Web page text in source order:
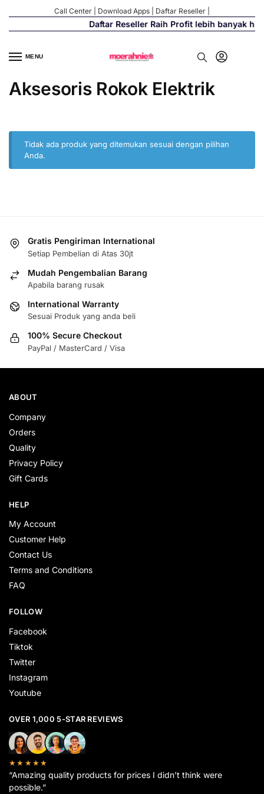
Call Center Download Apps Daftar Reseller
Daftar Reseller Raih Profit lebih banyak
MENU
Aksesoris Rokok Elektrik
Tidak ada produk yang ditemukan sesuai dengan pilihan
Anda.
Gratis Pengiriman International
Setiap Pembelian di Atas 30jt
Mudah Pengembalian Barang
Apabila barang rusak
International Warranty
Sesuai Produk yang anda beli
100% Secure Checkout
PayPal / MasterCard / Visa
ABOUT
Company
Orders
Quality
Privacy Policy
Gift Cards
HELP
My Account
Customer Help
Contact Us
Terms and Conditions
FAQ
FOLLOW
Facebook
Tiktok
Twitter
Instagram
Youtube
OVER 1,000 5-STAR REVIEWS
★★★★★
“Amazing quality products for prices I didn’t think were
possible.”